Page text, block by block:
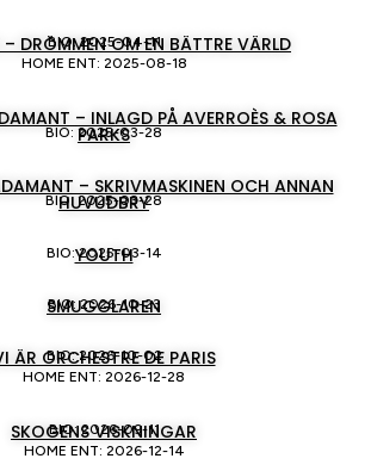
DRÖMMEN OM EN BÄTTRE VÄRLD
BIO: 2025-04-11
HOME ENT: 2025-08-18
– INLAGD PÅ AVERROÈS & ROSA
PARKS
BIO: 2025-03-28
– SKRIVMASKINEN OCH ANNAN
HUVUDBRY
BIO: 2025-03-28
YOUTH
BIO: 2025-03-14
SMUGGLAREN
BIO: 2026-10-23
ÄR ORCHESTRE DE PARIS
BIO: 2026-10-02
HOME ENT: 2026-12-28
SKOGENS VISKNINGAR
BIO: 2026-09-11
HOME ENT: 2026-12-14